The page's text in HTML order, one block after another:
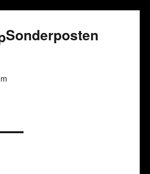
Sonderposten